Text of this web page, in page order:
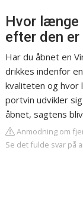
Hvor længe
efter den er
Har du åbnet en
drikkes indenfor
kvaliteten og hvor
portvin udvikler
åbnet, sagtens
Anmodning om
Se det fulde svar på